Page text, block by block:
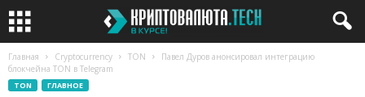
Главная Cryptocurrency TON
Павел Дуров анонсировал интеграцию
блокчейна TON в Telegram
TON ГЛАВНОЕ